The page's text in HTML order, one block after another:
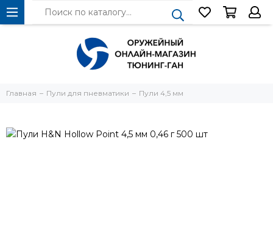
Главная Пули для пневматики Пули 4,5 мм